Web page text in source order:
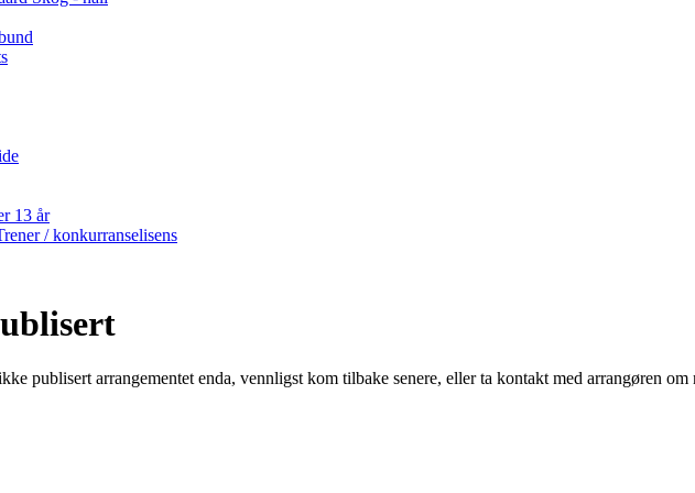
13 år
/ konkurranselisens
publisert arrangementet enda, vennligst kom tilbake senere, eller ta kontakt med arrangøren om